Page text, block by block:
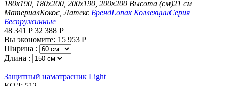
180х190, 180х200, 200х190, 200х200 Высота (см)21 см
МатериалКокос, Латекс БрендLonax КоллекцииСерия
Беспружинные
48 341 Р 32 388 Р
Вы экономите: 15 953 Р
Ширина :
Длина :
Защитный наматрасник Light